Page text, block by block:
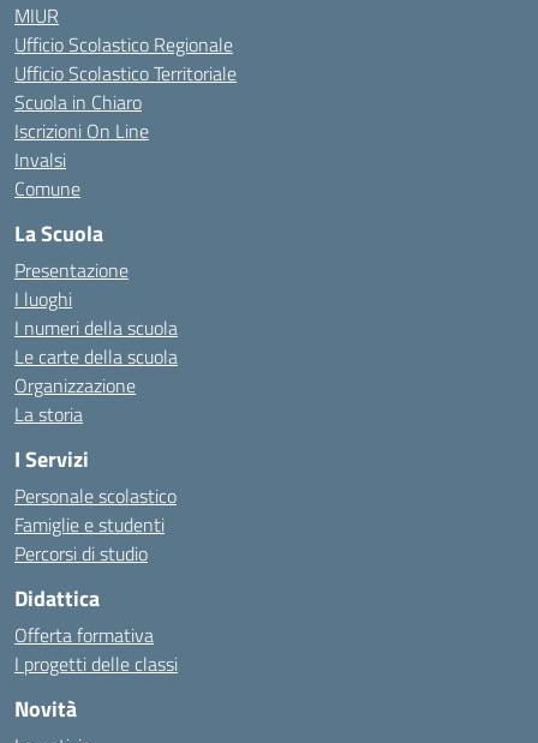
MIUR
Ufficio Scolastico Regionale
Ufficio Scolastico Territoriale
Scuola in Chiaro
Iscrizioni On Line
Invalsi
Comune
La Scuola
Presentazione
I luoghi
I numeri della scuola
Le carte della scuola
Organizzazione
La storia
I Servizi
Personale scolastico
Famiglie e studenti
Percorsi di studio
Didattica
Offerta formativa
I progetti delle classi
Novità